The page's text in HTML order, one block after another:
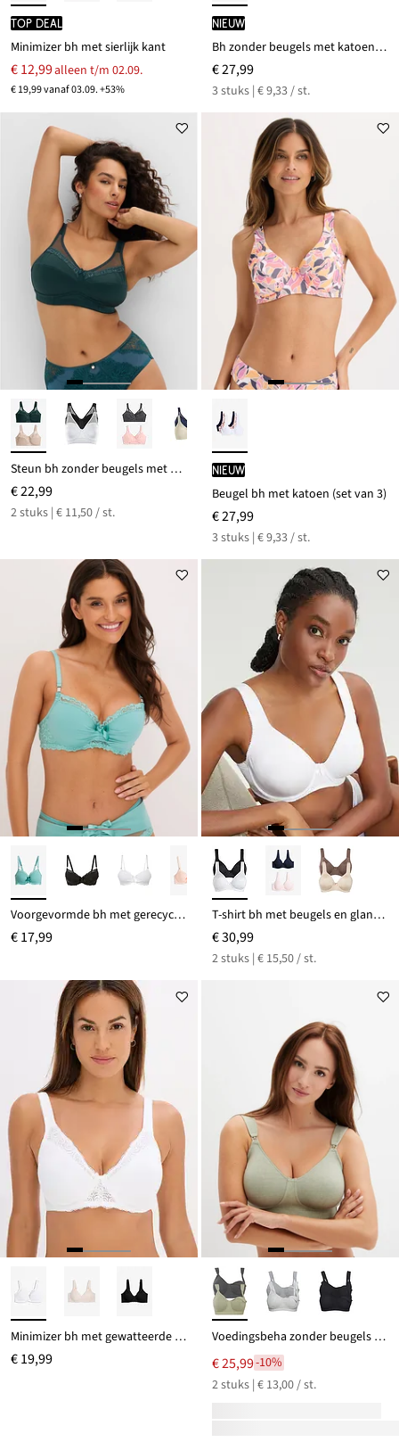
TOP DEAL
Minimizer bh met sierlijk kant
€ 12,99alleen t/m 02.09.
€ 19,99 vanaf 03.09. +53%
Nieuw
Bh zonder beugels met katoen (set van 3)
€ 27,99
3 stuks | € 9,33 / st.
Steun bh zonder beugels met gewatteerde bandjes (set van 2)
€ 22,99
2 stuks | € 11,50 / st.
Nieuw
Beugel bh met katoen (set van 3)
€ 27,99
3 stuks | € 9,33 / st.
Voorgevormde bh met gerecycled polyamide
€ 17,99
T-shirt bh met beugels en glanseffect (set van 2)
€ 30,99
2 stuks | € 15,50 / st.
Minimizer bh met gewatteerde bandjes
€ 19,99
Voedingsbeha zonder beugels met biologisch katoen (set van 2)
€ 25,99-10%
2 stuks | € 13,00 / st.